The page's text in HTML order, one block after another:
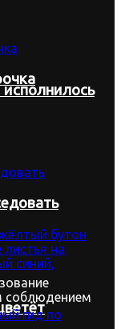
соблюдением